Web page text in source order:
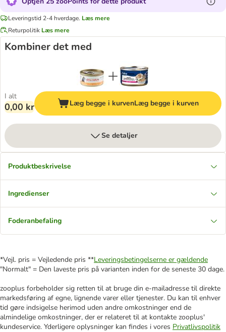
Leveringstid 2-4 hverdage. Læs mere
Returpolitik Læs mere
Kombiner det med
I alt
0,00 kr Læg begge i kurvenLæg begge i kurven
Se detaljer
Produktbeskrivelse
Ingredienser
Foderanbefaling
*Vejl. pris = Vejledende pris **Leveringsbetingelserne er gældende
"Normalt" = Den laveste pris på varianten inden for de seneste 30 dage.
zooplus forbeholder sig retten til at bruge din e-mailadresse til direkte
markedsføring af egne, lignende varer eller tjenester. Du kan til enhver
tid gøre indsigelse herimod uden andre omkostninger end de
almindelige omkostninger, der er relateret til at kontakte zooplus'
kundeservice. Yderligere oplysninger kan findes i vores Privatlivspolitik